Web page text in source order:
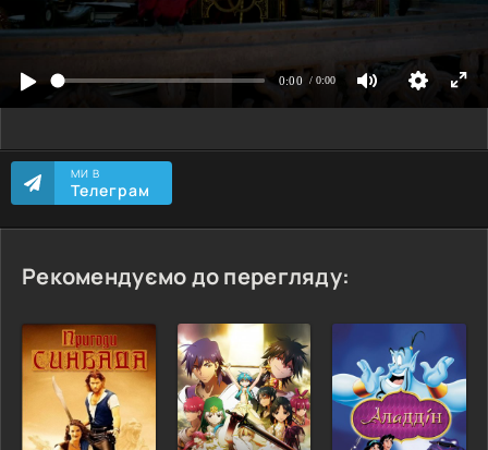
МИ В
Телеграм
Рекомендуємо до перегляду: